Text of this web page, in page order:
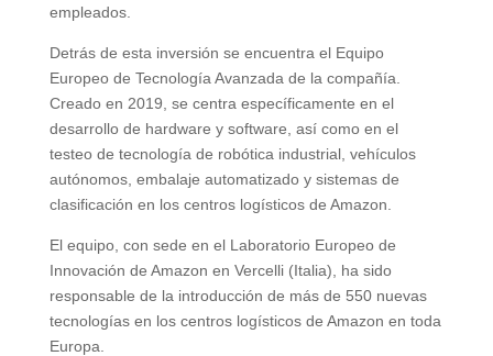
empleados.
Detrás de esta inversión se encuentra el Equipo
Europeo de Tecnología Avanzada de la compañía.
Creado en 2019, se centra específicamente en el
desarrollo de hardware y software, así como en el
testeo de tecnología de robótica industrial, vehículos
autónomos, embalaje automatizado y sistemas de
clasificación en los centros logísticos de Amazon.
El equipo, con sede en el Laboratorio Europeo de
Innovación de Amazon en Vercelli (Italia), ha sido
responsable de la introducción de más de 550 nuevas
tecnologías en los centros logísticos de Amazon en toda
Europa.